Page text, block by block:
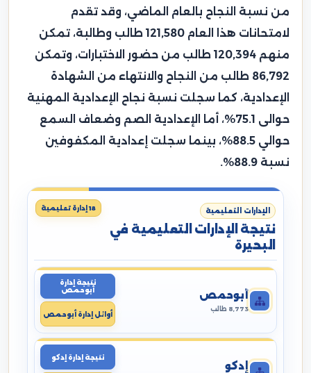
من نسبة النجاح بالعام الماضي، وقد تقدم
لامتحانات هذا العام 121,580 طالب وطالبة، تمكن
منهم 120,394 طالب من حضور الاختبارات، وتمكن
86,792 طالب من النجاح والانتهاء من الشهادة
الإعدادية، كما سجلت نسبة نجاح الإعدادية المهنية
حوالى 75.1%، أما الإعدادية الصم وضعاف السمع
حوالي 88.5%، بينما سجلت إعدادية المكفوفين
نسبة 88.9%.
الإدارات التعليمية
نتيجة الإدارات التعليمية في
البحيرة
18 إدارة تعليمية
أبوحمص
8,773 طالب
نتيجة إدارة
أبوحمص
أوائل إدارة أبوحمص
إدكو
نتيجة إدارة إدكو